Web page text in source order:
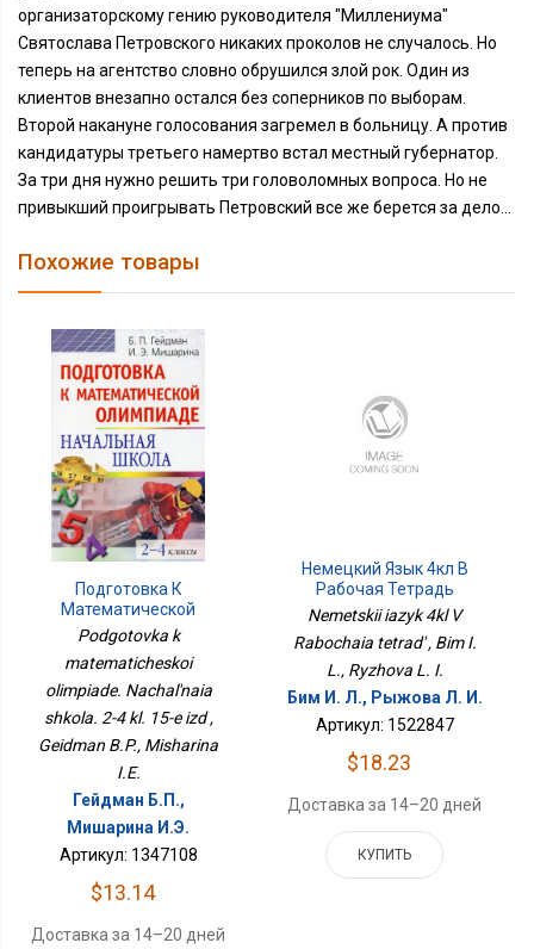
организаторскому гению руководителя "Миллениума"
Святослава Петровского никаких проколов не случалось. Но
теперь на агентство словно обрушился злой рок. Один из
клиентов внезапно остался без соперников по выборам.
Второй накануне голосования загремел в больницу. А против
кандидатуры третьего намертво встал местный губернатор.
За три дня нужно решить три головоломных вопроса. Но не
привыкший проигрывать Петровский все же берется за дело...
Похожие товары
Подготовка К
Математической
Олимпиаде. Начальная
Школа. 2-4 Кл. 15-Е Изд
Podgotovka k
matematicheskoi
olimpiade. Nachal'naia
shkola. 2-4 kl. 15-e izd ,
Geidman B.P., Misharina
I.E.
Гейдман Б.П.,
Мишарина И.Э.
Артикул: 1347108
$13.14
Доставка за 14–20 дней
Немецкий Язык 4кл В
Рабочая Тетрадь
Nemetskii iazyk 4kl V
Rabochaia tetrad' , Bim I.
L., Ryzhova L. I.
Бим И. Л., Рыжова Л. И.
Артикул: 1522847
$18.23
Доставка за 14–20 дней
КУПИТЬ